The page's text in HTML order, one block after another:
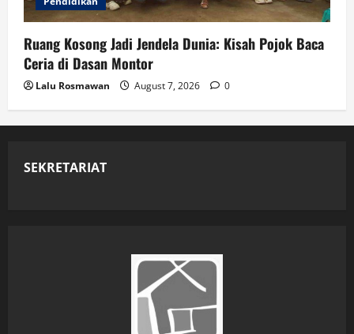
Ruang Kosong Jadi Jendela Dunia: Kisah Pojok Baca
Ceria di Dasan Montor
Lalu Rosmawan August 7, 2026 0
SEKRETARIAT